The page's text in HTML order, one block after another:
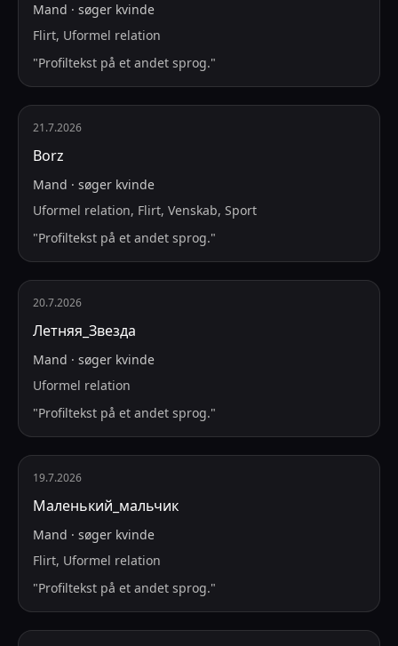
Mand · søger kvinde
Flirt, Uformel relation
"Profiltekst på et andet sprog."
21.7.2026
Borz
Mand · søger kvinde
Uformel relation, Flirt, Venskab, Sport
"Profiltekst på et andet sprog."
20.7.2026
Летняя_Звезда
Mand · søger kvinde
Uformel relation
"Profiltekst på et andet sprog."
19.7.2026
Маленький_мальчик
Mand · søger kvinde
Flirt, Uformel relation
"Profiltekst på et andet sprog."